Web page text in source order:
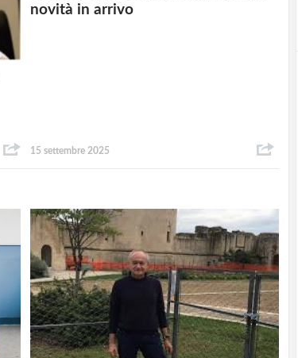
novità in arrivo
15 settembre 2025